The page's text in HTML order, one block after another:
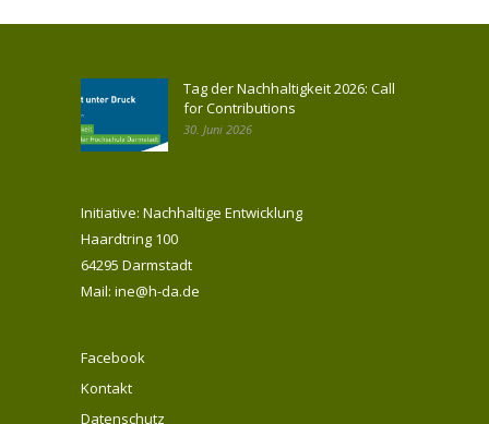
Tag der Nachhaltigkeit 2026: Call
for Contributions
30. Juni 2026
Initiative: Nachhaltige Entwicklung
Haardtring 100
64295 Darmstadt
Mail: ine@h-da.de
Facebook
Kontakt
Datenschutz